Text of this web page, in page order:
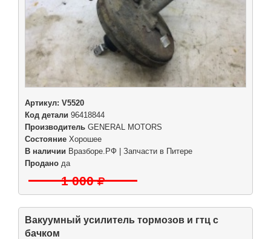
Артикул: V5520
Код детали 96418844
Производитель GENERAL MOTORS
Состояние Хорошее
В наличии Вразборе.РФ | Запчасти в Питере
Продано да
1 000
Вакуумный усилитель тормозов и гтц с
бачком